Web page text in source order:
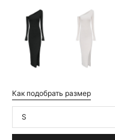
Как подобрать размер
S